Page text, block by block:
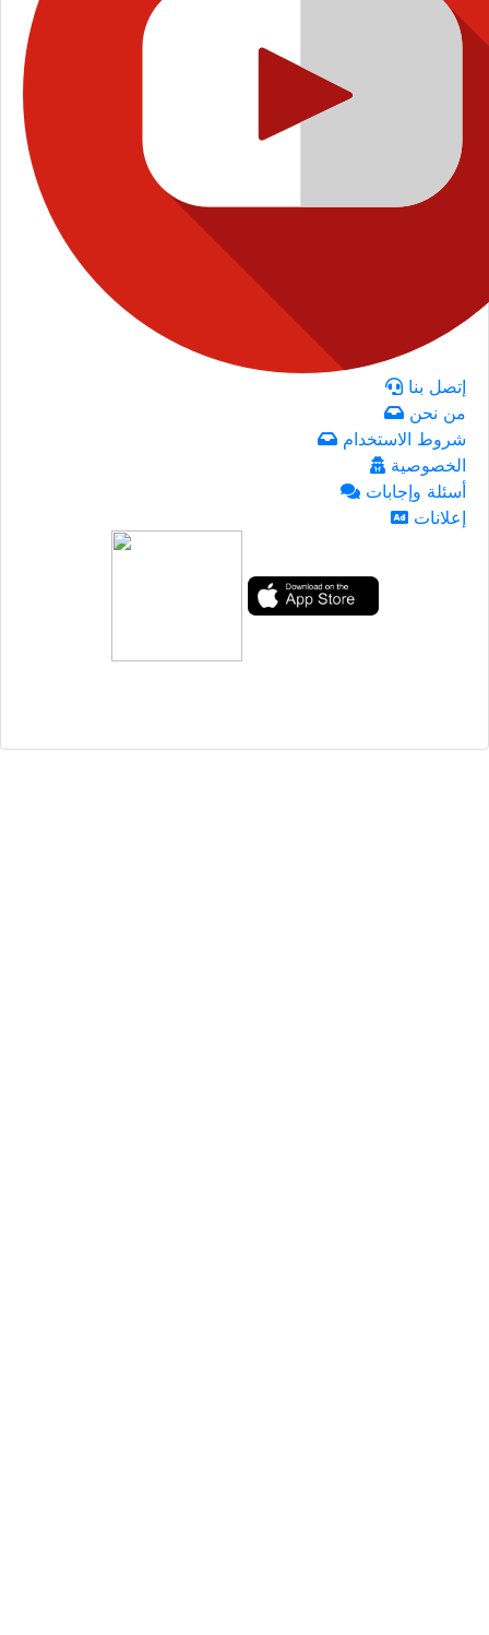
إتصل بنا
من نحن
شروط الاستخدام
الخصوصية
أسئلة وإجابات
إعلانات